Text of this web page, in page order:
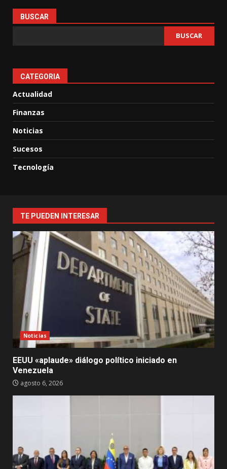
BUSCAR
BUSCAR
CATEGORIA
Actualidad
Finanzas
Noticias
Sucesos
Tecnología
TE PUEDEN INTERESAR
Noticias
EEUU «aplaude» diálogo político iniciado en
Venezuela
agosto 6, 2026